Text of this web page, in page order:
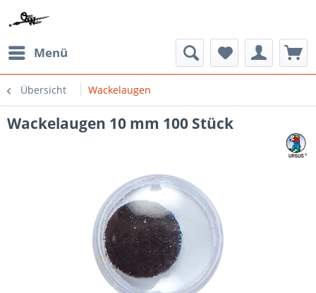
Menü
Übersicht Wackelaugen
Wackelaugen 10 mm 100 Stück